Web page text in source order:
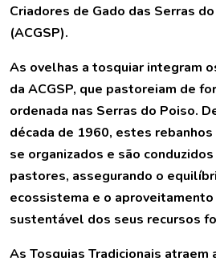
Criadores de Gado das Serras
(ACGSP).
As ovelhas a tosquiar integram
da ACGSP, que pastoreiam de
ordenada nas Serras do Poiso.
década de 1960, estes
se organizados e são
pastores, assegurando o
ecossistema e o aproveitamento
sustentável dos seus recursos
As Tosquias Tradicionais atraem